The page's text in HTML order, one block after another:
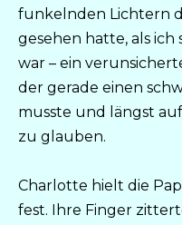
funkelnden Lichtern
gesehen hatte, als ich
war – ein
der gerade einen
musste und längst
zu glauben.
Charlotte hielt die
fest. Ihre Finger